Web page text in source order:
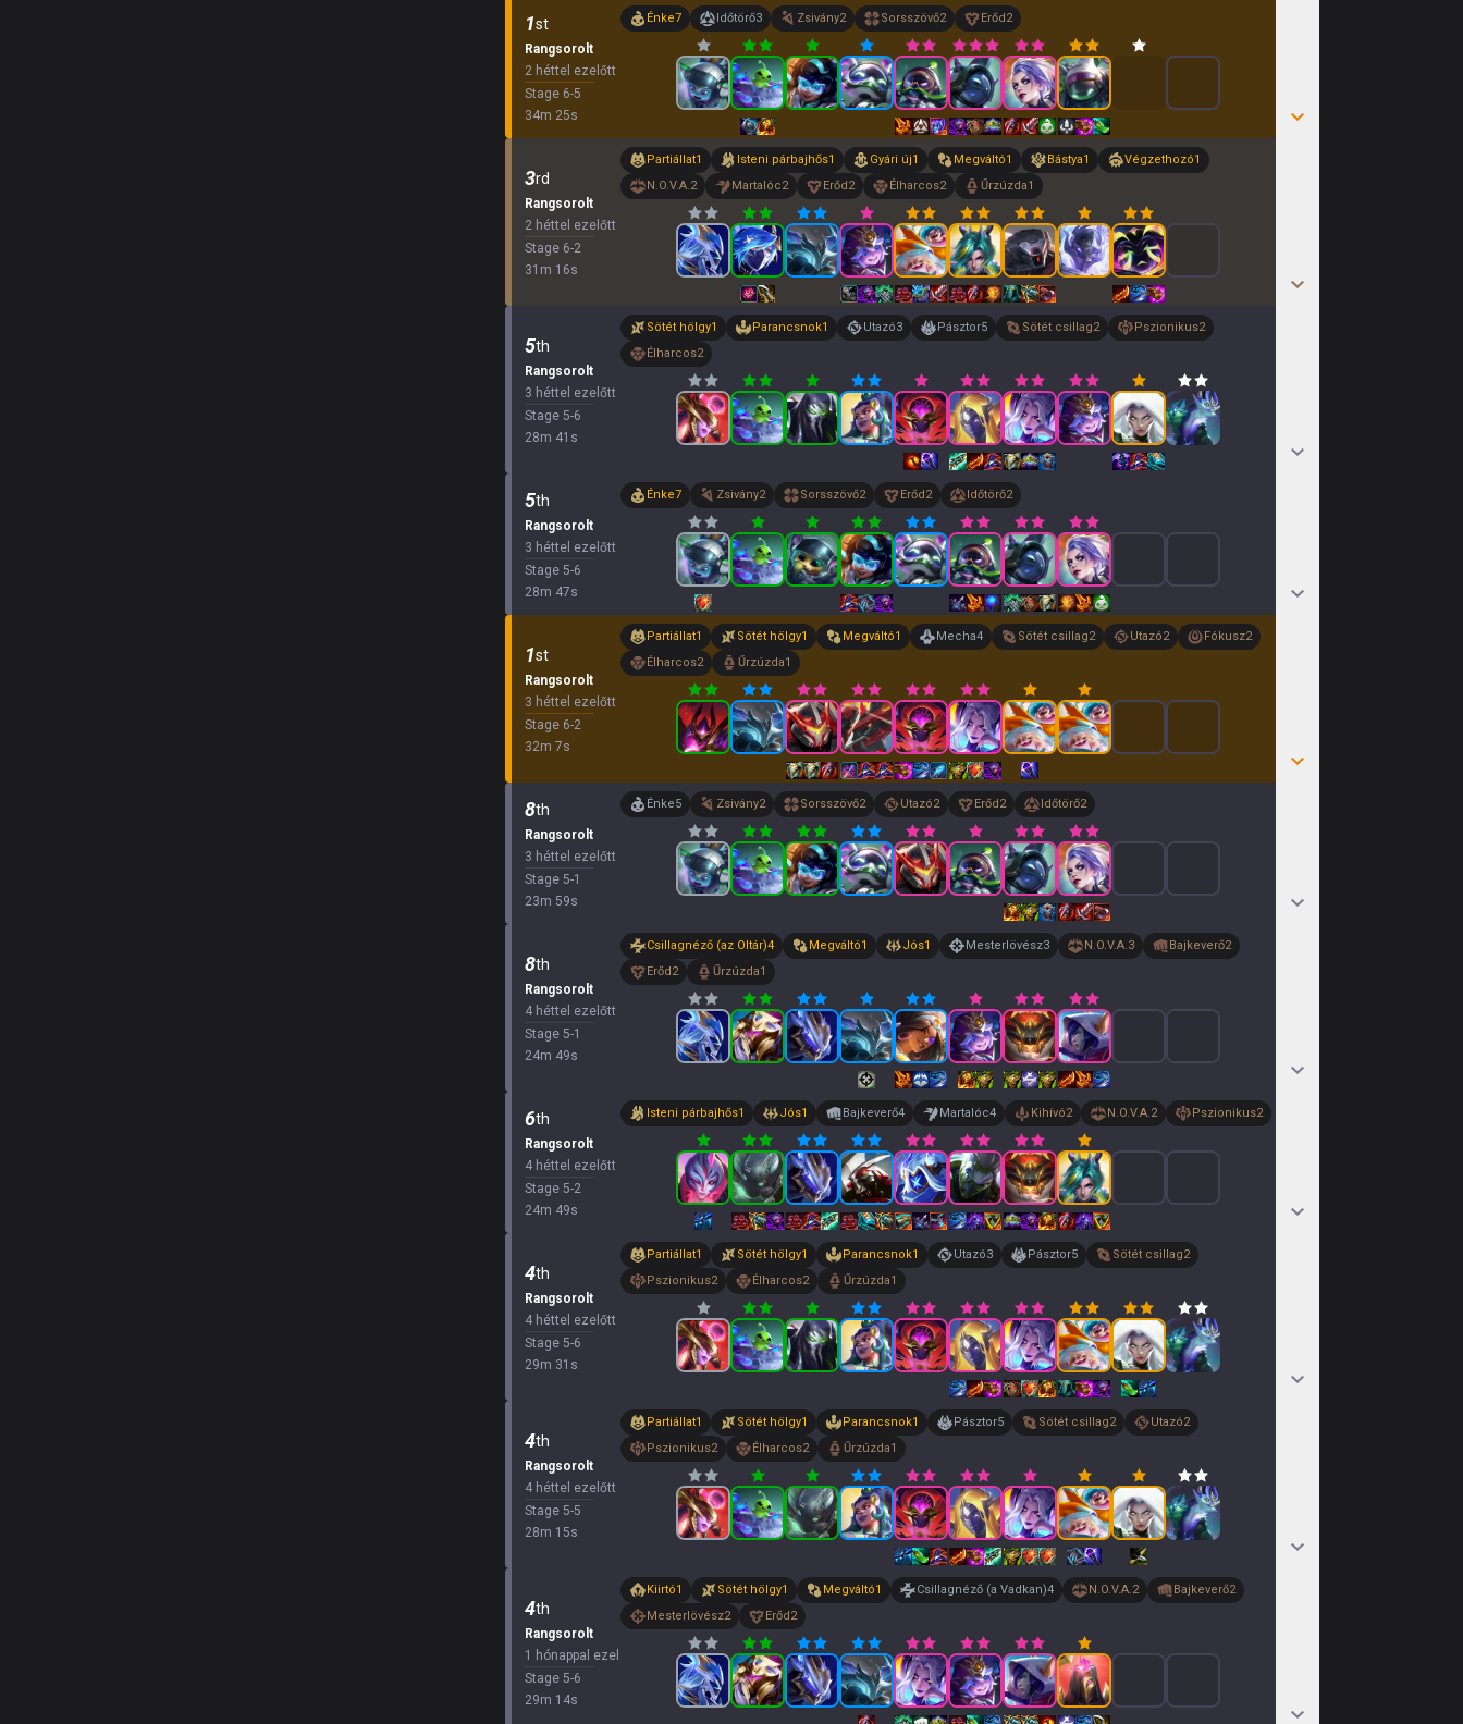
1st
Rangsorolt
2 héttel ezelőtt
Stage 6-5
34m 25s
Énke7 Időtörő3 Zsivány2 Sorsszövő2 Erőd2
3rd
Rangsorolt
2 héttel ezelőtt
Stage 6-2
31 m 16s
Partiállat1 Isteni párbajhős1 Gyári új1 Megváltó1 Bástya1 Végzethozó1
N.O.V.A.2 Martalóc2 Erőd2 Élharcos2 Űrzúzda1
5th
Rangsorolt
3 héttel ezelőtt
Stage 5-6
28m 41 s
Sötét hölgy1 Parancsnok1 Utazó3 Pásztor5 Sötét csillag2 Pszionikus2
Élharcos2
5th
Rangsorolt
3 héttel ezelőtt
Stage 5-6
28m 47s
Énke7 Zsivány2 Sorsszövő2 Erőd2 Időtörő2
1st
Rangsorolt
3 héttel ezelőtt
Stage 6-2
32m 7s
Partiállat1 Sötét hölgy1 Megváltó1 Mecha4 Sötét csillag2 Utazó2 Fókusz2
Élharcos2 Űrzúzda1
8th
Rangsorolt
3 héttel ezelőtt
Stage 5-1
23m 59s
Énke5 Zsivány2 Sorsszövő2 Utazó2 Erőd2 Időtörő2
8th
Rangsorolt
4 héttel ezelőtt
Stage 5-1
24m 49s
Csillagnéző (az Oltár)4 Megváltó1 Jós1 Mesterlövész3 N.O.V.A.3 Bajkeverő2
Erőd2 Űrzúzda1
6th
Rangsorolt
4 héttel ezelőtt
Stage 5-2
24m 49s
Isteni párbajhős1 Jós1 Bajkeverő4 Martalóc4 Kihívó2 N.O.V.A.2 Pszionikus2
4th
Rangsorolt
4 héttel ezelőtt
Stage 5-6
29m 31 s
Partiállat1 Sötét hölgy1 Parancsnok1 Utazó3 Pásztor5 Sötét csillag2
Pszionikus2 Élharcos2 Űrzúzda1
4th
Rangsorolt
4 héttel ezelőtt
Stage 5-5
28m 15s
Partiállat1 Sötét hölgy1 Parancsnok1 Pásztor5 Sötét csillag2 Utazó2
Pszionikus2 Élharcos2 Űrzúzda1
4th
Rangsorolt
1 hónappal ezelőtt
Stage 5-6
29m 14s
Kiirtó1 Sötét hölgy1 Megváltó1 Csillagnéző (a Vadkan)4 N.O.V.A.2 Bajkeverő2
Mesterlövész2 Erőd2